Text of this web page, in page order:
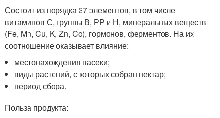
Состоит из порядка 37 элементов, в том числе
витаминов С, группы В, РР и Н, минеральных веществ
(Fe, Mn, Cu, K, Zn, Co), гормонов, ферментов. На их
соотношение оказывает влияние:
местонахождения пасеки;
виды растений, с которых собран нектар;
период сбора.
Польза продукта: